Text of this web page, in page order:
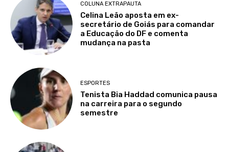
COLUNA EXTRAPAUTA
Celina Leão aposta em ex-
secretário de Goiás para comandar
a Educação do DF e comenta
mudança na pasta
ESPORTES
Tenista Bia Haddad comunica pausa
na carreira para o segundo
semestre